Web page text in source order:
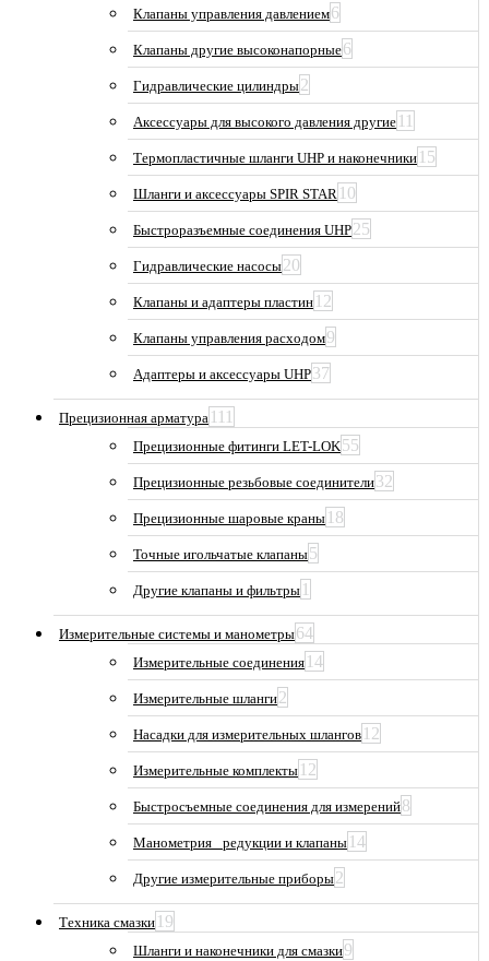
Клапаны управления давлением6
Клапаны другие высоконапорные6
Гидравлические цилиндры2
Аксессуары для высокого давления другие 11
Термопластичные шланги UHP и наконечники 15
Шланги и аксессуары SPIR STAR 10
Быстроразъемные соединения UHP25
Гидравлические насосы20
Клапаны и адаптеры пластин 12
Клапаны управления расходом9
Адаптеры и аксессуары UHP37
Прецизионная арматура 111
Прецизионные фитинги LET-LOK55
Прецизионные резьбовые соединители32
Прецизионные шаровые краны 18
Точные игольчатые клапаны5
Другие клапаны и фильтры 1
Измерительные системы и манометры64
Измерительные соединения 14
Измерительные шланги2
Насадки для измерительных шлангов 12
Измерительные комплекты 12
Быстросъемные соединения для измерений8
Манометрия_ редукции и клапаны 14
Другие измерительные приборы2
Техника смазки 19
Шланги и наконечники для смазки9